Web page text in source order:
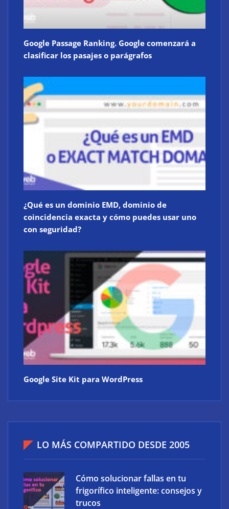
Google Passage Ranking. Google comenzará a
clasificar los pasajes o parágrafos
¿Qué es un dominio EMD, dominio de
coincidencia exacta y cómo puedes usar uno
con seguridad?
Google Site Kit para WordPress
LO MÁS COMPARTIDO DESDE 2005
Cómo solucionar fallas en tu
frigorífico inteligente: consejos y
trucos